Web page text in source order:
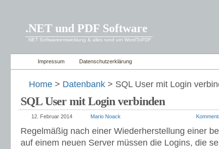
.NET und PDF Software
.NET Softwareentwicklung & alles rund um WordToPDF
Impressum Datenschutzerklärung
Home > Datenbank > SQL User mit Login
SQL User mit Login verbinden
12. Februar 2014 Mario Noack
Regelmäßig nach einer Wiederherstellung einer
auf einem neuen Server müssen die Logins, die